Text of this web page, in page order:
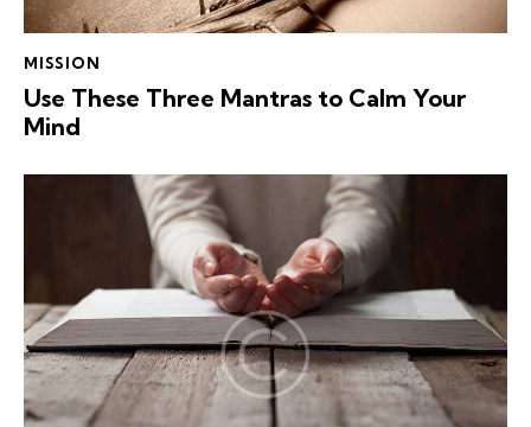
MISSION
Use These Three Mantras to Calm Your
Mind